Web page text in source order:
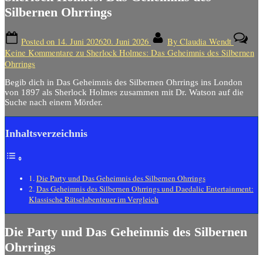
Silbernen Ohrrings
Posted on 14. Juni 202620. Juni 2026 By Claudia Wendt
Keine Kommentare zu Sherlock Holmes: Das Geheimnis des Silbernen
Ohrrings
Begib dich in Das Geheimnis des Silbernen Ohrrings ins London
von 1897 als Sherlock Holmes zusammen mit Dr. Watson auf die
Suche nach einem Mörder.
Inhaltsverzeichnis
Die Party und Das Geheimnis des Silbernen Ohrrings
Das Geheimnis des Silbernen Ohrrings und Daedalic Entertainment:
Klassische Rätselabenteuer im Vergleich
Die Party und Das Geheimnis des Silbernen
Ohrrings